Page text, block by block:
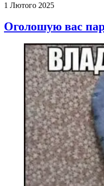
1 Лютого 2025
Оголошую вас